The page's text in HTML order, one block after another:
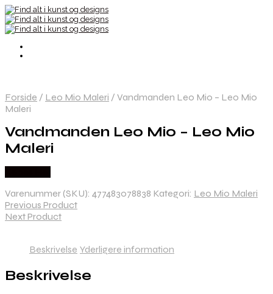
Forside / Leo Mio Maleri / Vandmanden Leo Mio – Leo Mio
Maleri
Vandmanden Leo Mio – Leo Mio
Maleri
Varenummer (SKU): 477483078838 Kategori: Leo Mio Maleri
Previous Product
Next Product
Beskrivelse Yderligere information
Beskrivelse